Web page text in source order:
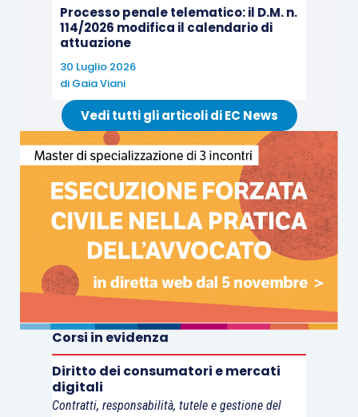
Processo penale telematico: il D.M. n.
114/2026 modifica il calendario di
attuazione
30 Luglio 2026
di Gaia Viani
Vedi tutti gli articoli di EC News
Corsi in evidenza
Diritto dei consumatori e mercati
digitali
Contratti, responsabilità, tutele e gestione del